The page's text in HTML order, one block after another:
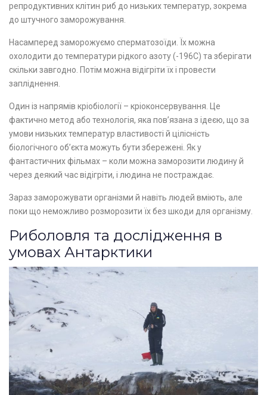
репродуктивних клітин риб до низьких температур, зокрема
до штучного заморожування.
Насамперед заморожуємо сперматозоїди. Їх можна
охолодити до температури рідкого азоту (-196С) та зберігати
скільки завгодно. Потім можна відігріти їх і провести
запліднення.
Один із напрямів кріобіології – кріоконсервування. Це
фактично метод або технологія, яка пов’язана з ідеєю, що за
умови низьких температур властивості й цілісність
біологічного об’єкта можуть бути збережені. Як у
фантастичних фільмах – коли можна заморозити людину й
через деякий час відігріти, і людина не постраждає.
Зараз заморожувати організми й навіть людей вміють, але
поки що неможливо розморозити їх без шкоди для організму.
Риболовля та дослідження в
умовах Антарктики